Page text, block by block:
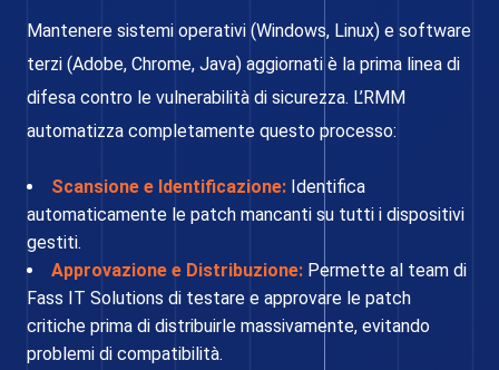
Mantenere sistemi operativi (Windows, Linux) e software
terzi (Adobe, Chrome, Java) aggiornati è la prima linea di
difesa contro le vulnerabilità di sicurezza. L’RMM
automatizza completamente questo processo:
Scansione e Identificazione: Identifica
automaticamente le patch mancanti su tutti i dispositivi
gestiti.
Approvazione e Distribuzione: Permette al team di
Fass IT Solutions di testare e approvare le patch
critiche prima di distribuirle massivamente, evitando
problemi di compatibilità.